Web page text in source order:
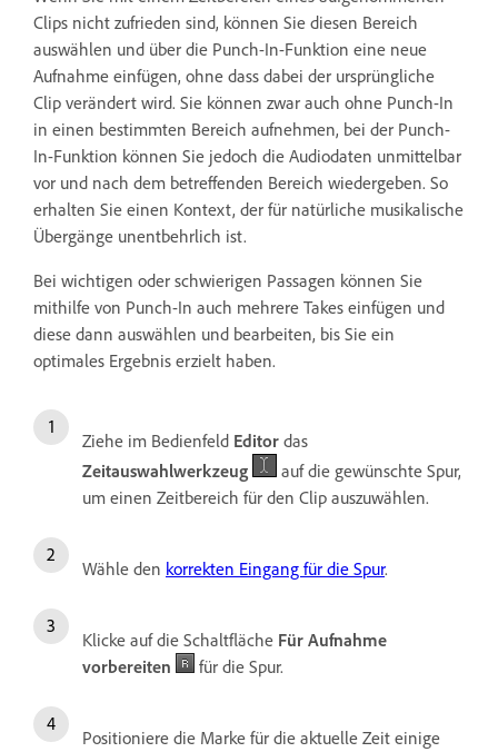
Clips nicht zufrieden sind, können Sie diesen Bereich
auswählen und über die Punch-In-Funktion eine neue
Aufnahme einfügen, ohne dass dabei der ursprüngliche
Clip verändert wird. Sie können zwar auch ohne Punch-In
in einen bestimmten Bereich aufnehmen, bei der Punch-
In-Funktion können Sie jedoch die Audiodaten unmittelbar
vor und nach dem betreffenden Bereich wiedergeben. So
erhalten Sie einen Kontext, der für natürliche musikalische
Übergänge unentbehrlich ist.
Bei wichtigen oder schwierigen Passagen können Sie
mithilfe von Punch-In auch mehrere Takes einfügen und
diese dann auswählen und bearbeiten, bis Sie ein
optimales Ergebnis erzielt haben.
Ziehe im Bedienfeld Editor das
Zeitauswahlwerkzeug
auf die gewünschte Spur,
um einen Zeitbereich für den Clip auszuwählen.
Wähle den korrekten Eingang für die Spur.
Klicke auf die Schaltfläche Für Aufnahme
vorbereiten
für die Spur.
Positioniere die Marke für die aktuelle Zeit einige